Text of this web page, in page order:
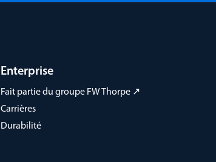
Enterprise
Fait partie du groupe FW Thorpe ↗
Carrières
Durabilité